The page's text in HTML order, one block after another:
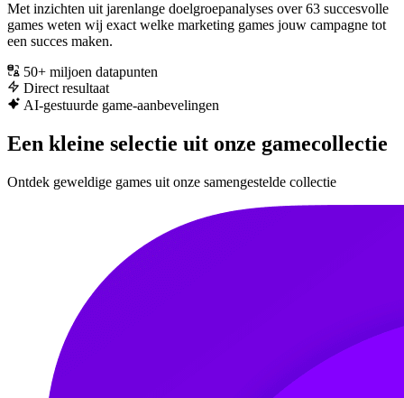
Met inzichten uit jarenlange doelgroepanalyses over 63 succesvolle
games weten wij exact welke marketing games jouw campagne tot
een succes maken.
50+ miljoen datapunten
Direct resultaat
AI-gestuurde game-aanbevelingen
Een kleine selectie uit onze gamecollectie
Ontdek geweldige games uit onze samengestelde collectie